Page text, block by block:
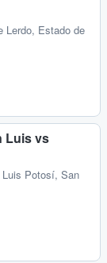
Lerdo, Estado de
Luis vs
Potosí, San